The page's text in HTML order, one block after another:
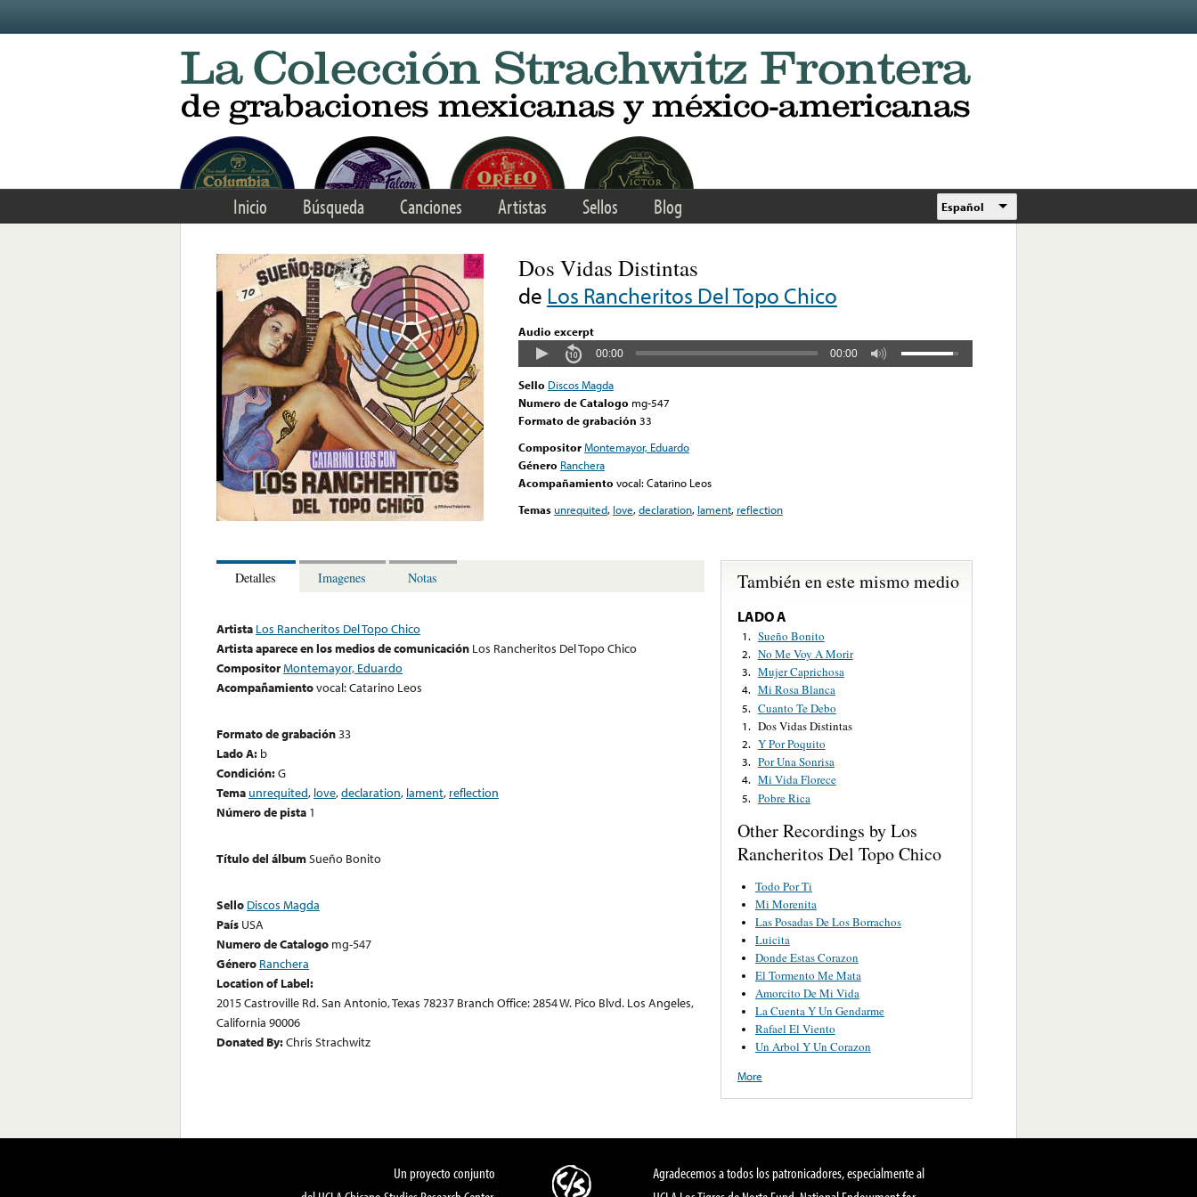
Inicio Búsqueda Canciones Artistas Sellos Blog Español
Dos Vidas Distintas
de Los Rancheritos Del Topo Chico
Audio excerpt
00:00 00:00
Sello Discos Magda
Numero de Catalogo mg-547
Formato de grabación 33
CompositorMontemayor, Eduardo
Género Ranchera
Acompañamiento vocal: Catarino Leos
Temasunrequited, love,declaration, lament, reflection
Detalles Imagenes Notas
Artista Los Rancheritos Del Topo Chico
Artista aparece en los medios de comunicación Los Rancheritos Del Topo Chico
CompositorMontemayor, Eduardo
Acompañamientovocal: Catarino Leos
Formato de grabación33
Lado A: b
Condición:G
Tema unrequited, love,declaration, lament, reflection
Número de pista 1
Título del álbumSueño Bonito
Sello Discos Magda
País USA
Numero de Catalogo mg-547
Género Ranchera
Location of Label:
2015 Castroville Rd. San Antonio, Texas 78237 Branch Office: 2854 W. Pico Blvd. Los Angeles,
California 90006
Donated By:Chris Strachwitz
También en este mismo medio
LADO A
1. Sueño Bonito
2. No Me Voy A Morir
3. Mujer Caprichosa
4. Mi Rosa Blanca
5. Cuanto Te Debo
1. Dos Vidas Distintas
2. Y Por Poquito
3. Por Una Sonrisa
4. Mi Vida Florece
5. Pobre Rica
Other Recordings by Los
Rancheritos Del Topo Chico
Todo Por Ti
Mi Morenita
Las Posadas De Los Borrachos
Luicita
Donde Estas Corazon
El Tormento Me Mata
Amorcito De Mi Vida
La Cuenta Y Un Gendarme
Rafael El Viento
Un Arbol Y Un Corazon
More
Un proyecto conjunto
Agradecemos a todos los patronicadores, especialmente al